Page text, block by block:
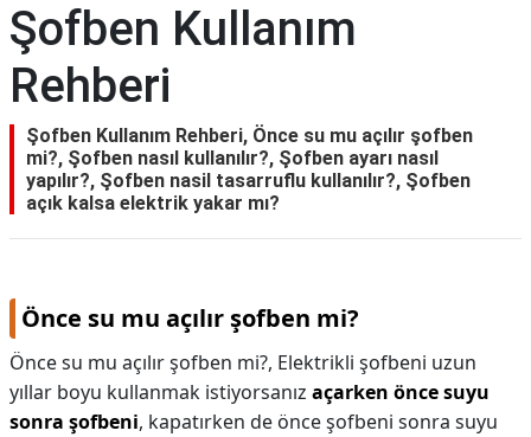
Şofben Kullanım
Rehberi
Şofben Kullanım Rehberi, Önce su mu açılır şofben
mi?, Şofben nasıl kullanılır?, Şofben ayarı nasıl
yapılır?, Şofben nasil tasarruflu kullanılır?, Şofben
açık kalsa elektrik yakar mı?
Önce su mu açılır şofben mi?
Önce su mu açılır şofben mi?, Elektrikli şofbeni uzun
yıllar boyu kullanmak istiyorsanız açarken önce suyu
sonra şofbeni, kapatırken de önce şofbeni sonra suyu